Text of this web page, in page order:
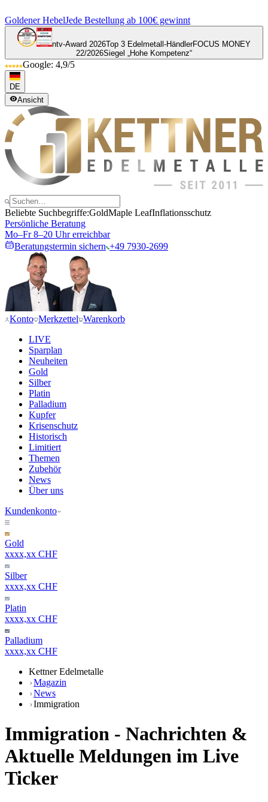
Goldener HebelJede Bestellung ab 100€ gewinnt
ntv-Award 2026Top 3 Edelmetall-HändlerFOCUS MONEY
22/2026Siegel „Hohe Kompetenz“
Google: 4,9/5
DE
Ansicht
Beliebte Suchbegriffe:GoldMaple LeafInflationsschutz
Persönliche Beratung
Mo–Fr 8–20 Uhr erreichbar
Beratungstermin sichern +49 7930-2699
Konto Merkzettel Warenkorb
LIVE
Sparplan
Neuheiten
Gold
Silber
Platin
Palladium
Kupfer
Krisenschutz
Historisch
Limitiert
Themen
Zubehör
News
Über uns
Kundenkonto
Gold
xxxx,xx CHF
Silber
xxxx,xx CHF
Platin
xxxx,xx CHF
Palladium
xxxx,xx CHF
Kettner Edelmetalle
Magazin
News
Immigration
Immigration - Nachrichten &
Aktuelle Meldungen im Live
Ticker